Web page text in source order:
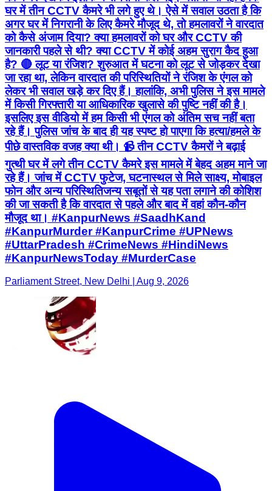
घर में तीन CCTV कैमरे भी लगे हुए थे। ऐसे में सवाल उठता है कि
अगर घर में निगरानी के लिए कैमरे मौजूद थे, तो हमलावरों ने वारदात
को कैसे अंजाम दिया? क्या हमलावरों को घर और CCTV की
जानकारी पहले से थी? क्या CCTV में कोई अहम सुराग कैद हुआ
है? 🔴 लूट या रंजिश? शुरुआत में घटना को लूट से जोड़कर देखा
जा रहा था, लेकिन वारदात की परिस्थितियों ने रंजिश के एंगल को
लेकर भी सवाल खड़े कर दिए हैं। हालांकि, अभी पुलिस ने इस मामले
में किसी गिरफ्तारी या आधिकारिक खुलासे की पुष्टि नहीं की है।
इसलिए इस वीडियो में हम किसी भी एंगल को अंतिम सच नहीं बता
रहे हैं। पुलिस जांच के बाद ही यह स्पष्ट हो पाएगा कि हत्या/हमले के
पीछे वास्तविक वजह क्या थी। 📹 तीन CCTV कैमरों ने बढ़ाई
गुत्थी घर में लगे तीन CCTV कैमरे इस मामले में बेहद अहम माने जा
रहे हैं। जांच में CCTV फुटेज, घटनास्थल से मिले साक्ष्य, मोबाइल
फोन और अन्य परिस्थितिजन्य सबूतों से यह पता लगाने की कोशिश
की जा सकती है कि वारदात से पहले और बाद में वहां कौन-कौन
मौजूद था। #KanpurNews #SaadhKand
#KanpurMurder #KanpurCrime #UPNews
#UttarPradesh #CrimeNews #HindiNews
#KanpurNewsToday #MurderCase
Parliament Street, New Delhi | Aug 9, 2026